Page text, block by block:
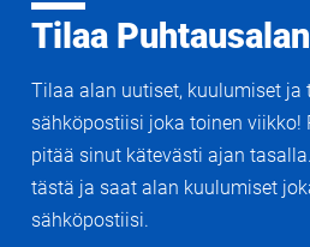
Tilaa
Tilaa alan uutiset, kuulumiset ja
sähköpostiisi joka toinen viikko!
pitää sinut kätevästi ajan
tästä ja saat alan kuulumiset
sähköpostiisi.